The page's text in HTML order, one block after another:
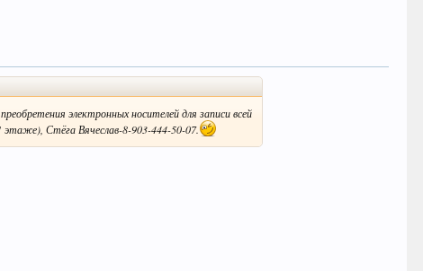
электронных носителей для записи всей
Стёга Вячеслав-8-903-444-50-07.